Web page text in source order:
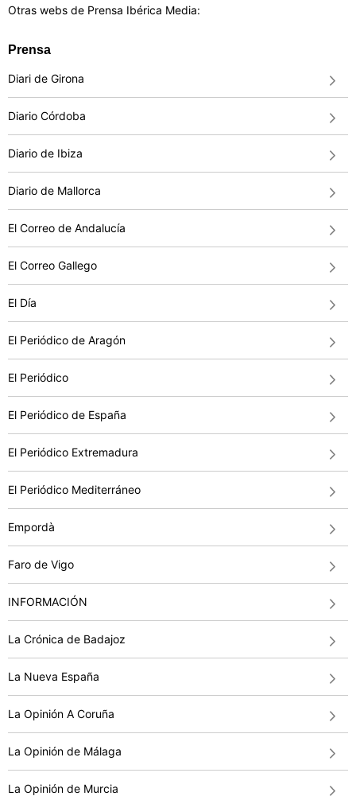
Otras webs de Prensa Ibérica Media:
Prensa
Diari de Girona
Diario Córdoba
Diario de Ibiza
Diario de Mallorca
El Correo de Andalucía
El Correo Gallego
El Día
El Periódico de Aragón
El Periódico
El Periódico de España
El Periódico Extremadura
El Periódico Mediterráneo
Empordà
Faro de Vigo
INFORMACIÓN
La Crónica de Badajoz
La Nueva España
La Opinión A Coruña
La Opinión de Málaga
La Opinión de Murcia